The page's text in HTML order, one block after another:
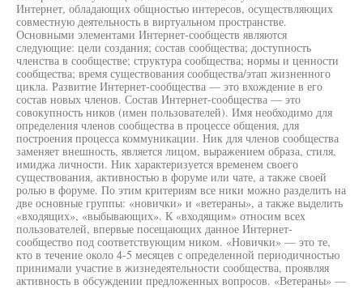
Интернет, обладающих общностью интересов, осуществляющих
совместную деятельность в виртуальном пространстве.
Основными элементами Интернет-сообществ являются
следующие: цели создания; состав сообщества; доступность
членства в сообществе; структура сообщества; нормы и ценности
сообщества; время существования сообщества/этап жизненного
цикла. Развитие Интернет-сообщества — это вхождение в его
состав новых членов. Состав Интернет-сообщества — это
совокупность ников (имен пользователей). Имя необходимо для
определения членов сообщества в процессе общения, для
построения процесса коммуникации. Ник для членов сообщества
заменяет внешность, является лицом, выражением образа, стиля,
имиджа личности. Ник характеризуется временем своего
существования, активностью в форуме или чате, а также своей
ролью в форуме. По этим критериям все ники можно разделить на
две основные группы: «новички» и «ветераны», а также выделить
«входящих», «выбывающих». К «входящим» относим всех
пользователей, впервые посещающих данное Интернет-
сообщество под соответствующим ником. «Новички» — это те,
кто в течение около 4-5 месяцев с определенной периодичностью
принимали участие в жизнедеятельности сообщества, проявляя
активность в обсуждении предложенных вопросов. «Ветераны» —